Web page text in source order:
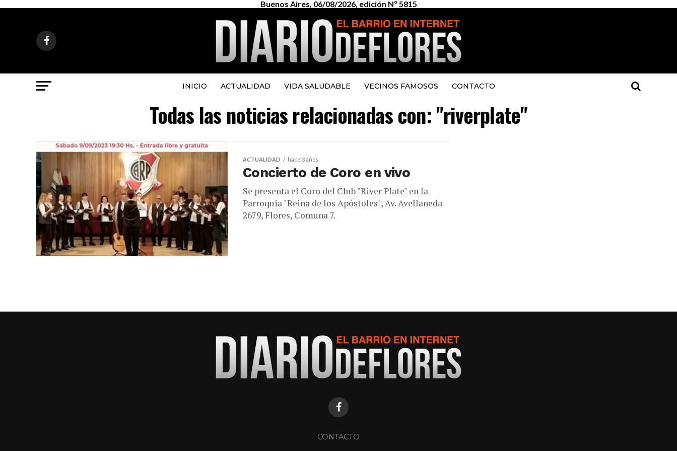
Buenos Aires, 06/08/2026, edición Nº 5815
INICIO ACTUALIDAD VIDA SALUDABLE VECINOS FAMOSOS CONTACTO
Todas las noticias relacionadas con: "riverplate"
ACTUALIDAD hace 3 años
Concierto de Coro en vivo
Se presenta el Coro del Club "River Plate" en la
Parroquia "Reina de los Apóstoles", Av. Avellaneda
2679, Flores, Comuna 7.
CONTACTO